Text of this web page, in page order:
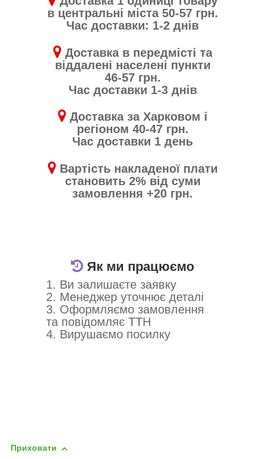
Як ми працюємо
1. Ви залишаєте заявку
2. Менеджер уточнює деталі
3. Оформляємо замовлення
та повідомляє ТТН
4. Вирушаємо посилку
в центральні міста 50-57 грн.
Час доставки: 1-2 днів
Доставка в передмісті та
віддалені населені пункти
46-57 грн.
Час доставки 1-3 днів
Доставка за Харковом і
регіоном 40-47 грн.
Час доставки 1 день
Вартість накладеної плати
становить 2% від суми
замовлення +20 грн.
Приховати